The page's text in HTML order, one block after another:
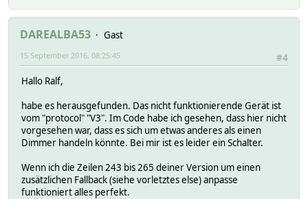
DAREALBA53
Gast
#4
15 September 2016, 08:25:45
Hallo Ralf,
habe es herausgefunden. Das nicht funktionierende Gerät ist
vom "protocol" "V3". Im Code habe ich gesehen, dass hier nicht
vorgesehen war, dass es sich um etwas anderes als einen
Dimmer handeln könnte. Bei mir ist es leider ein Schalter.
Wenn ich die Zeilen 243 bis 265 deiner Version um einen
zusätzlichen Fallback (siehe vorletztes else) anpasse
funktioniert alles perfekt.